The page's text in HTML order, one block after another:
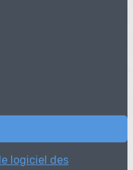
logiciel des